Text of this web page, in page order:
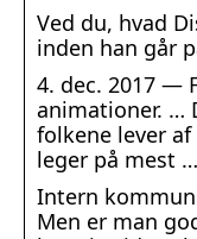
Ved du, hvad
inden han går
4. dec. 2017 —
animationer. …
folkene lever
leger på mest …
Intern
Men er man